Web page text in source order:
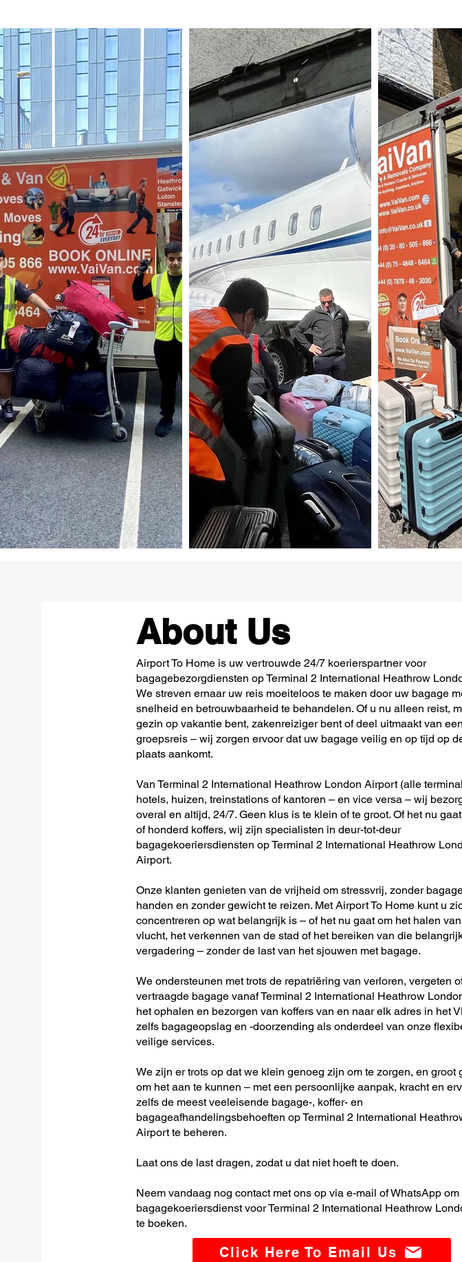
About Us
Airport To Home is uw vertrouwde 24/7 koerierspartner voor
bagagebezorgdiensten op Terminal 2 International Heathrow
We streven ernaar uw reis moeiteloos te maken door uw bagage
snelheid en betrouwbaarheid te behandelen. Of u nu alleen reist,
gezin op vakantie bent, zakenreiziger bent of deel uitmaakt van een
groepsreis – wij zorgen ervoor dat uw bagage veilig en op tijd op
plaats aankomt.
Van Terminal 2 International Heathrow London Airport (alle
hotels, huizen, treinstations of kantoren – en vice versa – wij
overal en altijd, 24/7. Geen klus is te klein of te groot. Of het nu
of honderd koffers, wij zijn specialisten in deur-tot-deur
bagagekoeriersdiensten op Terminal 2 International Heathrow
Airport.
Onze klanten genieten van de vrijheid om stressvrij, zonder
handen en zonder gewicht te reizen. Met Airport To Home kunt u
concentreren op wat belangrijk is – of het nu gaat om het halen
vlucht, het verkennen van de stad of het bereiken van die
vergadering – zonder de last van het sjouwen met bagage.
We ondersteunen met trots de repatriëring van verloren, vergeten
vertraagde bagage vanaf Terminal 2 International Heathrow
het ophalen en bezorgen van koffers van en naar elk adres in het
zelfs bagageopslag en -doorzending als onderdeel van onze
veilige services.
We zijn er trots op dat we klein genoeg zijn om te zorgen, en groot
om het aan te kunnen – met een persoonlijke aanpak, kracht en
zelfs de meest veeleisende bagage-, koffer- en
bagageafhandelingsbehoeften op Terminal 2 International
Airport te beheren.
Laat ons de last dragen, zodat u dat niet hoeft te doen.
Neem vandaag nog contact met ons op via e-mail of WhatsApp om
bagagekoeriersdienst voor Terminal 2 International Heathrow
te boeken.
Click Here To Email Us